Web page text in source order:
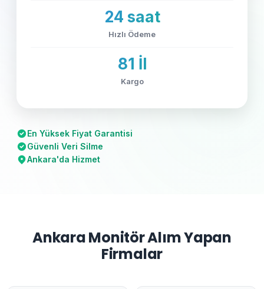
24 saat
Hızlı Ödeme
81 İl
Kargo
En Yüksek Fiyat Garantisi
Güvenli Veri Silme
Ankara'da Hizmet
Ankara Monitör Alım Yapan
Firmalar